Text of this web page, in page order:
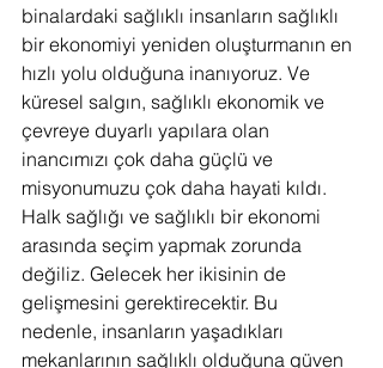
binalardaki sağlıklı insanların sağlıklı
bir ekonomiyi yeniden oluşturmanın en
hızlı yolu olduğuna inanıyoruz. Ve
küresel salgın, sağlıklı ekonomik ve
çevreye duyarlı yapılara olan
inancımızı çok daha güçlü ve
misyonumuzu çok daha hayati kıldı.
Halk sağlığı ve sağlıklı bir ekonomi
arasında seçim yapmak zorunda
değiliz. Gelecek her ikisinin de
gelişmesini gerektirecektir. Bu
nedenle, insanların yaşadıkları
mekanlarının sağlıklı olduğuna güven